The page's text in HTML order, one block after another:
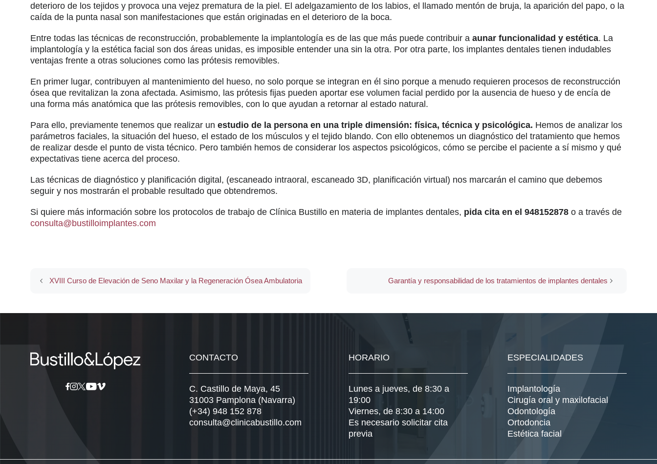
deterioro de los tejidos y provoca una vejez prematura de la piel. El adelgazamiento de los labios, el llamado mentón de bruja, la aparición del papo, o la
caída de la punta nasal son manifestaciones que están originadas en el deterioro de la boca.
Entre todas las técnicas de reconstrucción, probablemente la implantología es de las que más puede contribuir a aunar funcionalidad y estética. La
implantología y la estética facial son dos áreas unidas, es imposible entender una sin la otra. Por otra parte, los implantes dentales tienen indudables
ventajas frente a otras soluciones como las prótesis removibles.
En primer lugar, contribuyen al mantenimiento del hueso, no solo porque se integran en él sino porque a menudo requieren procesos de reconstrucción
ósea que revitalizan la zona afectada. Asimismo, las prótesis fijas pueden aportar ese volumen facial perdido por la ausencia de hueso y de encía de
una forma más anatómica que las prótesis removibles, con lo que ayudan a retornar al estado natural.
Para ello, previamente tenemos que realizar un estudio de la persona en una triple dimensión: física, técnica y psicológica. Hemos de analizar los
parámetros faciales, la situación del hueso, el estado de los músculos y el tejido blando. Con ello obtenemos un diagnóstico del tratamiento que hemos
de realizar desde el punto de vista técnico. Pero también hemos de considerar los aspectos psicológicos, cómo se percibe el paciente a sí mismo y qué
expectativas tiene acerca del proceso.
Las técnicas de diagnóstico y planificación digital, (escaneado intraoral, escaneado 3D, planificación virtual) nos marcarán el camino que debemos
seguir y nos mostrarán el probable resultado que obtendremos.
Si quiere más información sobre los protocolos de trabajo de Clínica Bustillo en materia de implantes dentales, pida cita en el 948152878 o a través de
consulta@bustilloimplantes.com
XVIII Curso de Elevación de Seno Maxilar y la Regeneración Ósea Ambulatoria Garantía y responsabilidad de los tratamientos de implantes dentales
CONTACTO
C. Castillo de Maya, 45
31003 Pamplona (Navarra)
(+34) 948 152 878
consulta@clinicabustillo.com
HORARIO
Lunes a jueves, de 8:30 a
19:00
Viernes, de 8:30 a 14:00
Es necesario solicitar cita
previa
ESPECIALIDADES
Implantología
Cirugía oral y maxilofacial
Odontología
Ortodoncia
Estética facial